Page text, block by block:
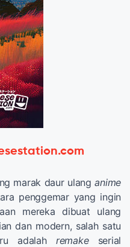
marak daur ulanganime
penggemar yang ingin
mereka dibuat ulang
dan modern, salah satu
adalah remakeserial